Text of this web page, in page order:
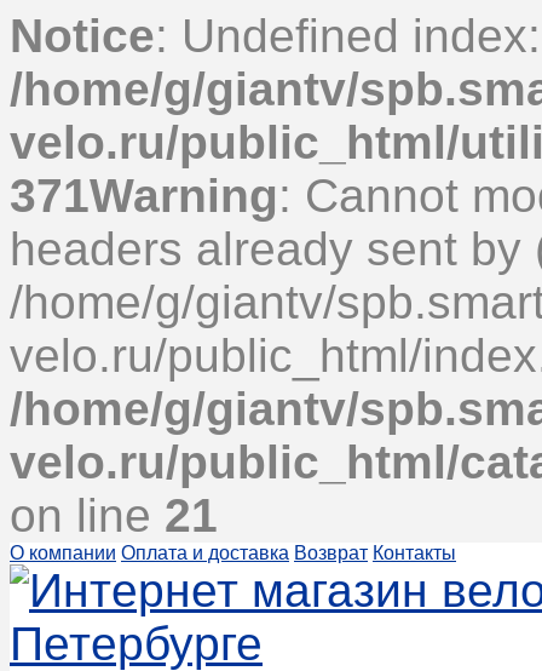
Notice: Undefined
/home/g/giantv/
velo.ru/public_html/
371Warning: Cannot
headers already sent by
/home/g/giantv/
velo.ru/public_html/
/home/g/giantv/
velo.ru/public_html/
on line 21
О компании Оплата и доставка Возврат Контакты